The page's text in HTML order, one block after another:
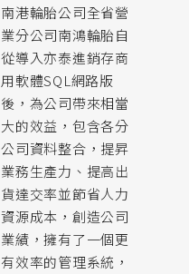
南港輪胎公司全省營
業分公司南鴻輪胎自
從導入亦泰進銷存商
用軟體SQL網路版
後，為公司帶來相當
大的效益，包含各分
公司資料整合，提昇
業務生產力、提高出
貨達交率並節省人力
資源成本，創造公司
業績，擁有了一個更
有效率的管理系統，